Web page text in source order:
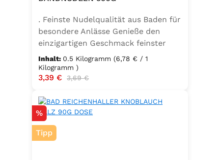
. Feinste Nudelqualität aus Baden für
besondere Anlässe Genieße den
einzigartigen Geschmack feinster
Bandnudeln – mit den Zabler
Hochzeit Nudeln holst du dir echte
badische Qualität auf den Teller.
Hartweizengrieß, täglich frisch
aufgeschlagenen Eiern der
Güteklasse A und klarem
Trinkwasser, bieten diese Nudeln ein
Inhalt: 0.5 Kilogramm (6,78 € / 1
Kilogramm )
Verkaufspreis:
3,39 € Regulärer Preis:
3,69 €
Rabatt
%
Tipp